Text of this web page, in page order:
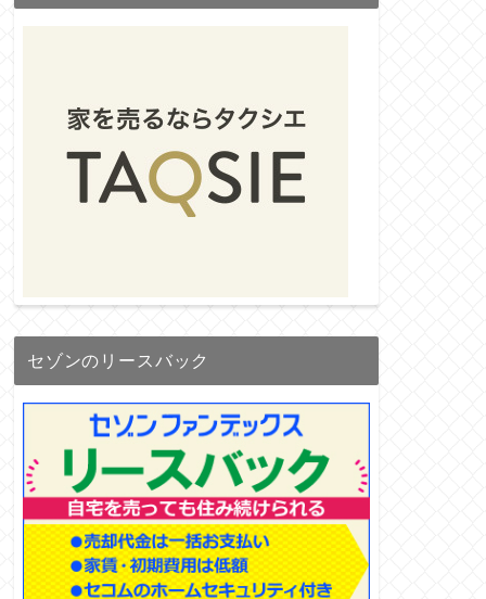
セゾンのリースバック